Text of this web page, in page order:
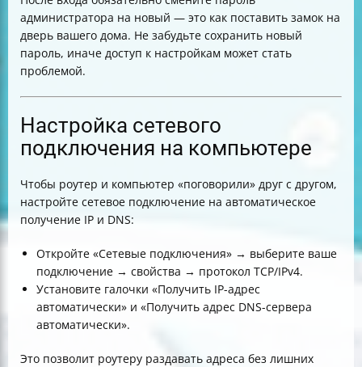
администратора на новый — это как поставить замок на
дверь вашего дома. Не забудьте сохранить новый
пароль, иначе доступ к настройкам может стать
проблемой.
Настройка сетевого
подключения на компьютере
Чтобы роутер и компьютер «поговорили» друг с другом,
настройте сетевое подключение на автоматическое
получение IP и DNS:
Откройте «Сетевые подключения» → выберите ваше
подключение → свойства → протокол TCP/IPv4.
Установите галочки «Получить IP-адрес
автоматически» и «Получить адрес DNS-сервера
автоматически».
Это позволит роутеру раздавать адреса без лишних